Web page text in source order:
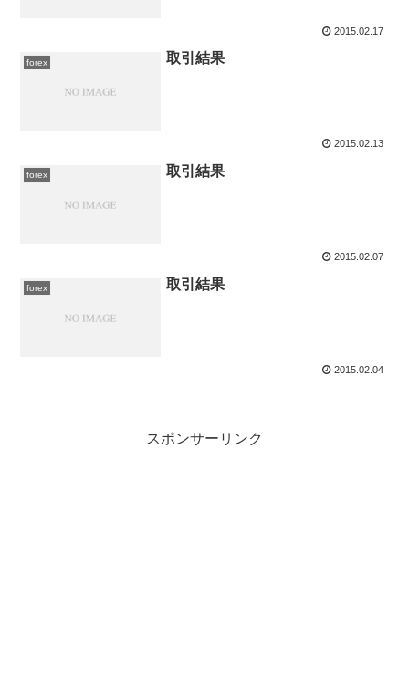
2015.02.17
forex 取引結果
2015.02.13
forex 取引結果
2015.02.07
forex 取引結果
2015.02.04
スポンサーリンク